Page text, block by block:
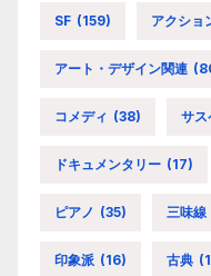
SF (159) アクショ
アート・デザイン関連
コメディ (38) サス
ドキュメンタリー (17)
ピアノ (35) 三味線
印象派 (16) 古典